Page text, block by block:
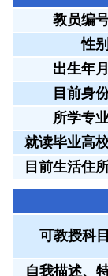
教员编号
性
出生年
目前身
所学专
就读毕业高校
目前生活住所
可教授科
自我描述、